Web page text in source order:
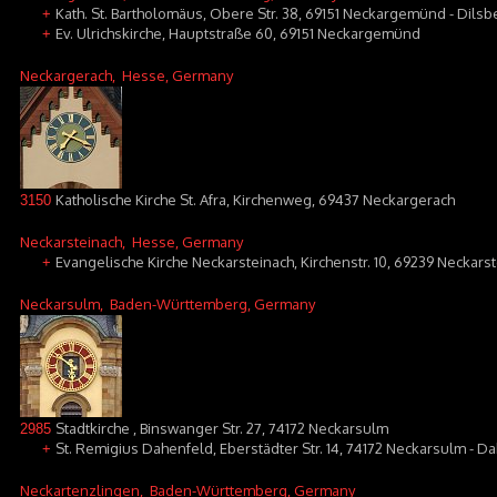
+ Kath. St. Bartholomäus, Obere Str. 38, 69151 Neckargemünd -
+ Ev. Ulrichskirche, Hauptstraße 60, 69151 Neckargemünd
Neckargerach , Hesse, Germany
3150 Katholische Kirche St. Afra, Kirchenweg, 69437 Neckargerach
Neckarsteinach , Hesse, Germany
+ Evangelische Kirche Neckarsteinach, Kirchenstr. 10, 69239
Neckarsulm , Baden-Württemberg, Germany
2985 Stadtkirche , Binswanger Str. 27, 74172 Neckarsulm
+ St. Remigius Dahenfeld, Eberstädter Str. 14, 74172 Neckarsulm -
Neckartenzlingen , Baden-Württemberg, Germany